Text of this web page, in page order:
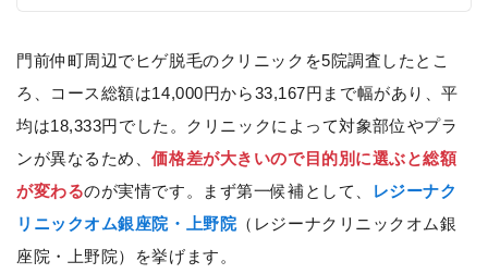
門前仲町周辺でヒゲ脱毛のクリニックを5院調査したとこ
ろ、コース総額は14,000円から33,167円まで幅があり、平
均は18,333円でした。クリニックによって対象部位やプラ
ンが異なるため、価格差が大きいので目的別に選ぶと総額
が変わるのが実情です。まず第一候補として、
レジーナク
リニックオム銀座院・上野院（レジーナクリニックオム銀
座院・上野院）を挙げます。